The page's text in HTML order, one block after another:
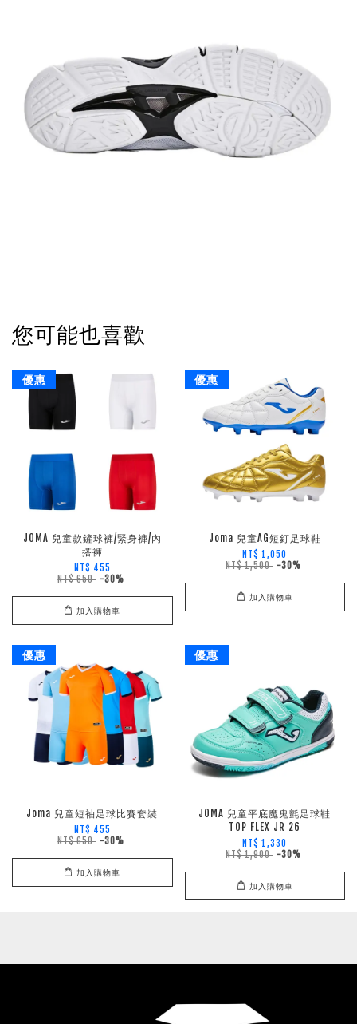
您可能也喜歡
優惠
JOMA 兒童款鏟球褲/緊身褲/內
搭褲
NT$ 455
NT$ 650 -30%
加入購物車
優惠
Joma 兒童AG短釘足球鞋
NT$ 1,050
NT$ 1,500 -30%
加入購物車
優惠
Joma 兒童短袖足球比賽套裝
NT$ 455
NT$ 650 -30%
加入購物車
優惠
JOMA 兒童平底魔鬼氈足球鞋
TOP FLEX JR 26
NT$ 1,330
NT$ 1,900 -30%
加入購物車